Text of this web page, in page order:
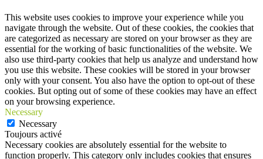
This website uses cookies to improve your experience while you
navigate through the website. Out of these cookies, the cookies that
are categorized as necessary are stored on your browser as they are
essential for the working of basic functionalities of the website. We
also use third-party cookies that help us analyze and understand how
you use this website. These cookies will be stored in your browser
only with your consent. You also have the option to opt-out of these
cookies. But opting out of some of these cookies may have an effect
on your browsing experience.
Necessary
Necessary
Toujours activé
Necessary cookies are absolutely essential for the website to
function properly. This category only includes cookies that ensures